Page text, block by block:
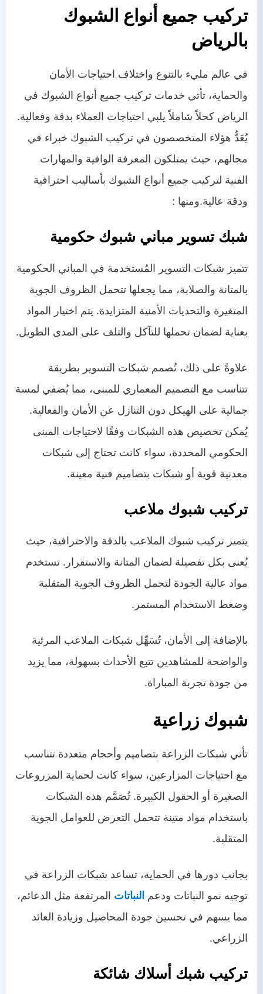
تركيب جميع أنواع الشبوك
بالرياض
في عالم مليء بالتنوع واختلاف احتياجات الأمان
والحماية، تأتي خدمات تركيب جميع أنواع الشبوك في
الرياض كحلاً شاملاً يلبي احتياجات العملاء بدقة وفعالية.
يُعَدُّ هؤلاء المتخصصون في تركيب الشبوك خبراء في
مجالهم، حيث يمتلكون المعرفة الوافية والمهارات
الفنية لتركيب جميع أنواع الشبوك بأساليب احترافية
ودقة عالية.ومنها :
شبك تسوير مباني شبوك حكومية
تتميز شبكات التسوير المُستخدمة في المباني الحكومية
بالمتانة والصلابة، مما يجعلها تتحمل الظروف الجوية
المتغيرة والتحديات الأمنية المتزايدة. يتم اختيار المواد
بعناية لضمان تحملها للتآكل والتلف على المدى الطويل.
علاوةً على ذلك، تُصمم شبكات التسوير بطريقة
تتناسب مع التصميم المعماري للمبنى، مما يُضفي لمسة
جمالية على الهيكل دون التنازل عن الأمان والفعالية.
يُمكن تخصيص هذه الشبكات وفقًا لاحتياجات المبنى
الحكومي المحددة، سواء كانت تحتاج إلى شبكات
معدنية قوية أو شبكات بتصاميم فنية معينة.
تركيب شبوك ملاعب
يتميز تركيب شبوك الملاعب بالدقة والاحترافية، حيث
يُعنى بكل تفصيلة لضمان المتانة والاستقرار. تستخدم
مواد عالية الجودة لتحمل الظروف الجوية المتقلبة
وضغط الاستخدام المستمر.
بالإضافة إلى الأمان، تُسَهِّل شبكات الملاعب المرئية
والواضحة للمشاهدين تتبع الأحداث بسهولة، مما يزيد
من جودة تجربة المباراة.
شبوك زراعية
تأتي شبكات الزراعة بتصاميم وأحجام متعددة تتناسب
مع احتياجات المزارعين، سواء كانت لحماية المزروعات
الصغيرة أو الحقول الكبيرة. تُصَمَّم هذه الشبكات
باستخدام مواد متينة تتحمل التعرض للعوامل الجوية
المتقلبة.
بجانب دورها في الحماية، تساعد شبكات الزراعة في
توجيه نمو النباتات ودعم النباتات المرتفعة مثل الدعائم،
مما يسهم في تحسين جودة المحاصيل وزيادة العائد
الزراعي.
تركيب شبك أسلاك شائكة